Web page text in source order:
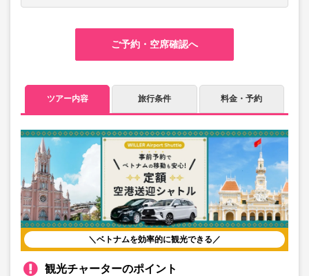
ご予約・空席確認へ
ツアー内容 旅行条件 料金・予約
＼ベトナムを効率的に観光できる／
観光チャーターのポイント